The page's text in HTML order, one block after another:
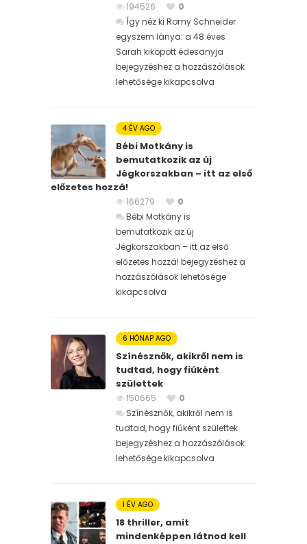
194526
0
Így néz ki Romy Schneider
egyszem lánya: a 48 éves
Sarah kiköpött édesanyja
bejegyzéshez a hozzászólások
lehetősége kikapcsolva
4 ÉV AGO
Bébi Motkány is
bemutatkozik az új
Jégkorszakban – itt az első
előzetes hozzá!
166279
0
Bébi Motkány is
bemutatkozik az új
Jégkorszakban – itt az első
előzetes hozzá! bejegyzéshez a
hozzászólások lehetősége
kikapcsolva
6 HÓNAP AGO
Színésznők, akikről nem is
tudtad, hogy fiúként
születtek
150665
0
Színésznők, akikről nem is
tudtad, hogy fiúként születtek
bejegyzéshez a hozzászólások
lehetősége kikapcsolva
1 ÉV AGO
18 thriller, amit
mindenképpen látnod kell